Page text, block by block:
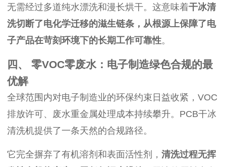
无需经过多道纯水漂洗和漫长烘干。这意味着干冰清
洗切断了电化学迁移的滋生链条，从根源上保障了电
子产品在苛刻环境下的长期工作可靠性。
四、 零VOC零废水：电子制造绿色合规的最
优解
全球范围内对电子制造业的环保约束日益收紧，VOC
排放许可、废水重金属处理成本持续攀升。PCB干冰
清洗机提供了一条天然的合规路径。
它完全摒弃了有机溶剂和表面活性剂， 清洗过程无挥